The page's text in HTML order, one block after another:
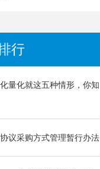
行
量化就这五种情形，你知
议采购方式管理暂行办法